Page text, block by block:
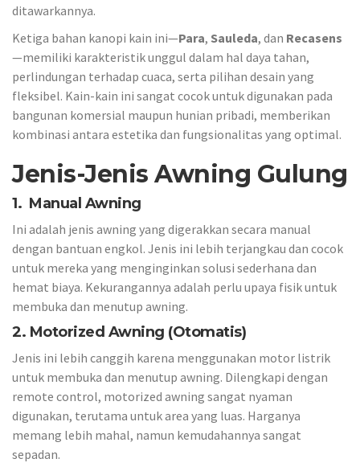
ditawarkannya.
Ketiga bahan kanopi kain ini—Para, Sauleda, dan Recasens
—memiliki karakteristik unggul dalam hal daya tahan,
perlindungan terhadap cuaca, serta pilihan desain yang
fleksibel. Kain-kain ini sangat cocok untuk digunakan pada
bangunan komersial maupun hunian pribadi, memberikan
kombinasi antara estetika dan fungsionalitas yang optimal.
Jenis-Jenis Awning Gulung
1. Manual Awning
Ini adalah jenis awning yang digerakkan secara manual
dengan bantuan engkol. Jenis ini lebih terjangkau dan cocok
untuk mereka yang menginginkan solusi sederhana dan
hemat biaya. Kekurangannya adalah perlu upaya fisik untuk
membuka dan menutup awning.
2. Motorized Awning (Otomatis)
Jenis ini lebih canggih karena menggunakan motor listrik
untuk membuka dan menutup awning. Dilengkapi dengan
remote control, motorized awning sangat nyaman
digunakan, terutama untuk area yang luas. Harganya
memang lebih mahal, namun kemudahannya sangat
sepadan.